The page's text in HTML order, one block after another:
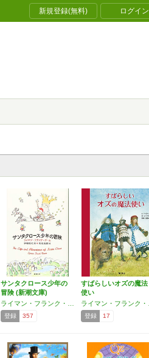
新規登録(無料) ログイン
サンタクロース少年の
冒険 (新潮文庫)
登録 357
すばらしいオズの魔法
使い
登録 17